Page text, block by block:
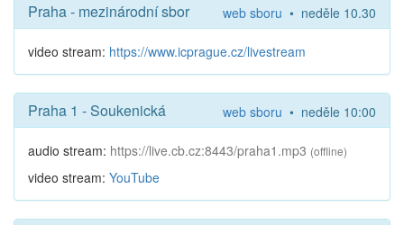
web sboru • neděle 10.30
Praha - mezinárodní sbor
video stream: https://www.icprague.cz/livestream
web sboru • neděle 10:00
Praha 1 - Soukenická
audio stream: https://live.cb.cz:8443/praha1.mp3 (offline)
video stream: YouTube